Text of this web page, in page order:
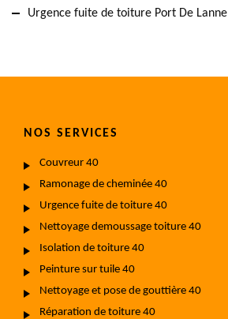
Urgence fuite de toiture Port De Lanne
NOS SERVICES
Couvreur 40
Ramonage de cheminée 40
Urgence fuite de toiture 40
Nettoyage demoussage toiture 40
Isolation de toiture 40
Peinture sur tuile 40
Nettoyage et pose de gouttière 40
Réparation de toiture 40